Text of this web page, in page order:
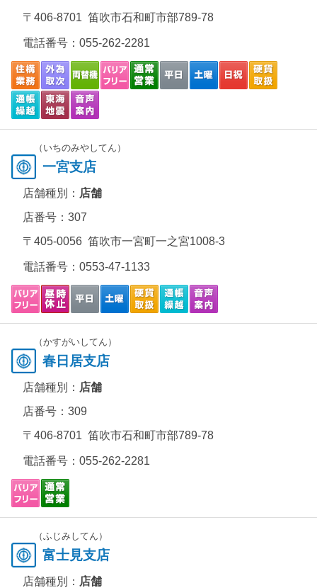
〒406-8701 笛吹市石和町市部789-78
電話番号： 055-262-2281
（いちのみやしてん）
一宮支店
店舗種別： 店舗
店番号：307
〒405-0056 笛吹市一宮町一之宮1008-3
電話番号： 0553-47-1133
（かすがいしてん）
春日居支店
店舗種別： 店舗
店番号：309
〒406-8701 笛吹市石和町市部789-78
電話番号： 055-262-2281
（ふじみしてん）
富士見支店
店舗種別： 店舗